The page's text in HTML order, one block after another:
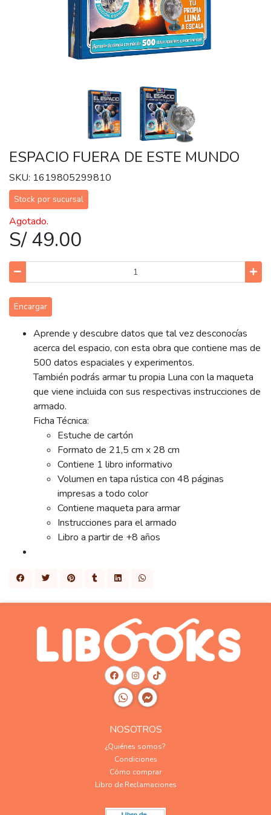
ESPACIO FUERA DE ESTE MUNDO
SKU: 1619805299810
Stock por sucursal
Agotado.
S/ 49.00
Encargar
Aprende y descubre datos que tal vez desconocías
acerca del espacio, con esta obra que contiene mas de
500 datos espaciales y experimentos.
También podrás armar tu propia Luna con la maqueta
que viene incluida con sus respectivas instrucciones de
armado.
Ficha Técnica:
Estuche de cartón
Formato de 21,5 cm x 28 cm
Contiene 1 libro informativo
Volumen en tapa rústica con 48 páginas
impresas a todo color
Contiene maqueta para armar
Instrucciones para el armado
Libro a partir de +8 años
NOSOTROS
¿Quiénes somos?
Condiciones
Cómo comprar
Libro de Reclamaciones